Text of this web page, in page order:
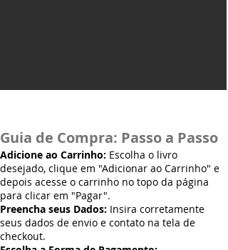
Guia de Compra: Passo a Passo
Adicione ao Carrinho: Escolha o livro
desejado, clique em "Adicionar ao Carrinho" e
depois acesse o carrinho no topo da página
para clicar em "Pagar".
Preencha seus Dados: Insira corretamente
seus dados de envio e contato na tela de
checkout.